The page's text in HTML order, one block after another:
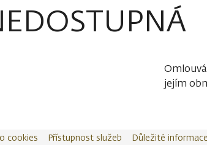
jejím
cookies Přístupnost služeb Důležité informace